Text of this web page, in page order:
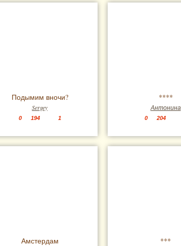
Подымим вночи?
Sergey
0 194 1
****
Антонина
0 204
Амстердам ***